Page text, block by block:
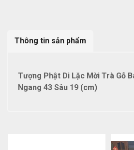
Thông tin sản phẩm
Tượng Phật Di Lặc Mời Trà Gỗ
Ngang 43 Sâu 19 (cm)